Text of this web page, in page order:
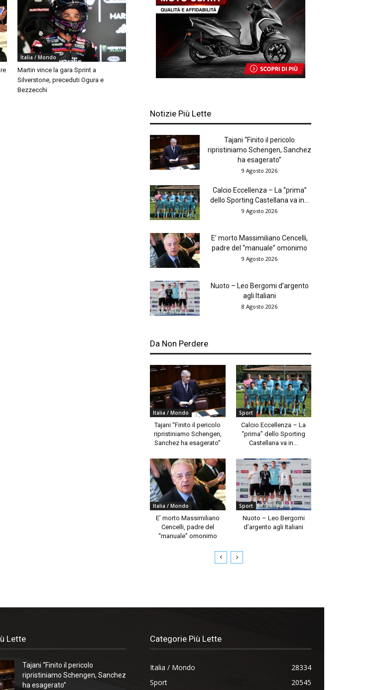
Italia / Mondo
Martin vince la gara Sprint a
Silverstone, preceduti Ogura e
Bezzecchi
Notizie Più Lette
Tajani “Finito il pericolo
ripristiniamo Schengen, Sanchez
ha esagerato”
9 Agosto 2026
Calcio Eccellenza – La “prima”
dello Sporting Castellana va in...
9 Agosto 2026
E’ morto Massimiliano Cencelli,
padre del “manuale” omonimo
9 Agosto 2026
Nuoto – Leo Bergomi d’argento
agli Italiani
8 Agosto 2026
Da Non Perdere
Italia / Mondo
Tajani “Finito il pericolo
ripristiniamo Schengen,
Sanchez ha esagerato”
Sport
Calcio Eccellenza – La
“prima” dello Sporting
Castellana va in...
Italia / Mondo
E’ morto Massimiliano
Cencelli, padre del
“manuale” omonimo
Sport
Nuoto – Leo Bergomi
d’argento agli Italiani
Lette
Tajani “Finito il pericolo
ripristiniamo Schengen, Sanchez
ha esagerato”
Categorie Più Lette
Italia / Mondo
28334
Sport
20545